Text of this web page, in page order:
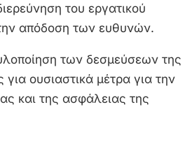
του εργατικού
απόδοση των ευθυνών.
των δεσμεύσεων της
ουσιαστικά μέτρα για την
και της ασφάλειας της